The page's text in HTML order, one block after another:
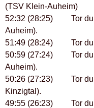
(TSV Klein-Auheim)
52:32 (28:25) Tor
Auheim).
51:49 (28:24) Tor
50:59 (27:24) Tor
Auheim).
50:26 (27:23) Tor
Kinzigtal).
49:55 (26:23) Tor